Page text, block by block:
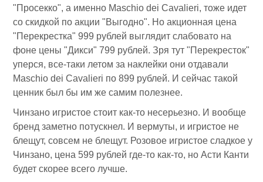
"Просекко", а именно Maschio dei Cavalieri, тоже идет
со скидкой по акции "Выгодно". Но акционная цена
"Перекрестка" 999 рублей выглядит слабовато на
фоне цены "Дикси" 799 рублей. Зря тут "Перекресток"
уперся, все-таки летом за наклейки они отдавали
Maschio dei Cavalieri по 899 рублей. И сейчас такой
ценник был бы им же самим полезнее.
Чинзано игристое стоит как-то несерьезно. И вообще
бренд заметно потускнел. И вермуты, и игристое не
блещут, совсем не блещут. Розовое игристое сладкое у
Чинзано, цена 599 рублей где-то как-то, но Асти Канти
будет скорее всего лучше.